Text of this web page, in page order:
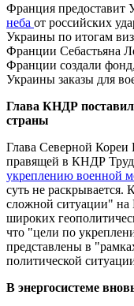
Франция предоставит
неба от российских
Украины по итогам
Франции Себастьяна
Франции создали
Украины заказы для
Глава КНДР
страны
Глава Северной
правящей в КНДР
укреплению военной
суть не раскрывается.
сложной ситуации" на
широких
что "цели по
представлены в
политической
В энергосистеме